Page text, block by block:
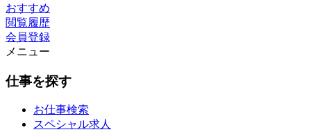
おすすめ
閲覧履歴
会員登録
メニュー
仕事を探す
お仕事検索
スペシャル求人